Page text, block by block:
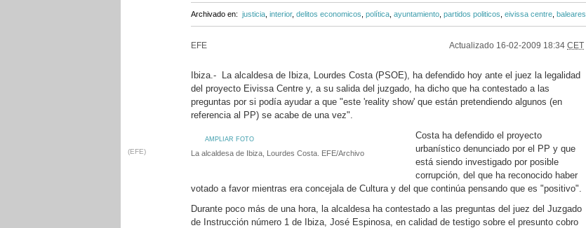
Archivado en: justicia interior, delitos economicos política ayuntamiento partidos politicos eivissa centre baleares
EFE Actualizado 16-02-2009 18:34 CET
Ibiza.- La alcaldesa de Ibiza, Lourdes Costa (PSOE), ha defendido hoy ante el juez la legalidad
del proyecto Eivissa Centre y, a su salida del juzgado, ha dicho que ha contestado a las
preguntas por si podía ayudar a que "este 'reality show' que están pretendiendo algunos (en
referencia al PP) se acabe de una vez".
AMPLIAR FOTO
(EFE) La alcaldesa de Ibiza, Lourdes Costa. EFE/Archivo
Costa ha defendido el proyecto
urbanístico denunciado por el PP y que
está siendo investigado por posible
corrupción, del que ha reconocido haber
votado a favor mientras era concejala de Cultura y del que continúa pensando que es "positivo".
Durante poco más de una hora, la alcaldesa ha contestado a las preguntas del juez del Juzgado
de Instrucción número 1 de Ibiza, José Espinosa, en calidad de testigo sobre el presunto cobro